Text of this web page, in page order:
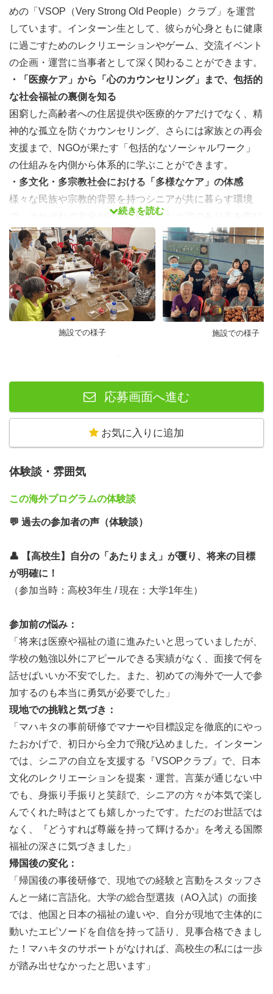
めの「VSOP（Very Strong Old People）クラブ」を運営
しています。インターン生として、彼らが心身ともに健康
に過ごすためのレクリエーションやゲーム、交流イベント
の企画・運営に当事者として深く関わることができます。
・「医療ケア」から「心のカウンセリング」まで、包括的
な社会福祉の裏側を知る
困窮した高齢者への住居提供や医療的ケアだけでなく、精
神的な孤立を防ぐカウンセリング、さらには家族との再会
支援まで、NGOが果たす「包括的なソーシャルワーク」
の仕組みを内側から体系的に学ぶことができます。
・多文化・多宗教社会における「多様なケア」の体感
様々な民族や宗教的背景を持つシニアが共に暮らす環境
で、それぞれの文化や習慣に配慮したケアのあり方を学び
ます。これからの日本でも求められる「多文化共生福祉」
の視点が身につきます。
「海外で働く」をリアルに経験したガクチカ（学生時代に
力を入れたこと）は、面接官の目にも確実に留まります。
📅 1日のスケジュール例（平日の流れ）
る、標準的な1日のスケジュールです。単なる見学やボラ
07:30〜08:30｜朝食＆ミーティング準備
滞在先で朝食をとり、その日のスケジュールや自分が提案
したいイベントの企画書をチェック。仲間やスタッフと合
09:00〜10:00｜朝礼・業務の引き継ぎ＆生活サポート
NGOスタッフと合同のミーティングから1日がスタート。
の環境整備を現地チームと協働して行います。
運営（午前）
シニアの自立と尊厳を守るためのコミュニティ活動
「VSOPクラブ」の時間。あなたが企画したゲーム、簡単
やシニアを巻き込んで主導します。笑顔と笑い声が溢れる
時間です。
12:00〜13:30｜シニアと一緒にランチタイム＆休憩
施設で提供されるバランスの良い食事を、シニアや現地ス
タッフと同じ目線で囲みます。英語や身振り手振りを交え
ながら、彼らの人生のストーリーや現地のリアルな生活に
耳を傾ける貴重な時間です。
13:30〜15:30｜NGO運営の裏側を学ぶ実務サポート（午
後）
高齢者福祉の根幹を支える「ソーシャルワーク」の現場を
体験。困窮した高齢者の受け入れ体制や、健康・医療管理
の仕組み、あるいは家族との再会支援といった、NGOだ
からこそ果たす包括的な社会福祉の裏側をスタッフから直
接学び、実務のサポートを行います。
15:30〜17:00｜シニアとの対話・カウンセリング＆翌日の
イベント準備
精神的な孤立を防ぐための対話（心のカウンセリング）の
サポートや、シニアたちが新しく挑戦するスキルの練習を
サポート。その後、翌日以降のプログラムの改善や準備を
行います。
17:00〜18:00｜振り返り・1on1フィードバック
続きを読む
施設での様子 施設での様子
応募画面へ進む
お気に入りに追加
体験談・雰囲気
この海外プログラムの体験談
💬 過去の参加者の声（体験談）
👤 【高校生】自分の「あたりまえ」が覆り、将来の目標
が明確に！
（参加当時：高校3年生 / 現在：大学1年生）
参加前の悩み：
「将来は医療や福祉の道に進みたいと思っていましたが、
学校の勉強以外にアピールできる実績がなく、面接で何を
話せばいいか不安でした。また、初めての海外で一人で参
加するのも本当に勇気が必要でした」
現地での挑戦と気づき：
「マハキタの事前研修でマナーや目標設定を徹底的にやっ
たおかげで、初日から全力で飛び込めました。インターン
では、シニアの自立を支援する『VSOPクラブ』で、日本
文化のレクリエーションを提案・運営。言葉が通じない中
でも、身振り手振りと笑顔で、シニアの方々が本気で楽し
んでくれた時はとても嬉しかったです。ただのお世話では
なく、『どうすれば尊厳を持って輝けるか』を考える国際
福祉の深さに気づきました」
帰国後の変化：
「帰国後の事後研修で、現地での経験と言動をスタッフさ
んと一緒に言語化。大学の総合型選抜（AO入試）の面接
では、他国と日本の福祉の違いや、自分が現地で主体的に
動いたエピソードを自信を持って語り、見事合格できまし
た！マハキタのサポートがなければ、高校生の私には一歩
が踏み出せなかったと思います」